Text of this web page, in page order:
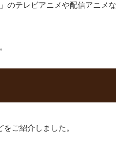
テレビアニメや配信アニメ
ご紹介しました。